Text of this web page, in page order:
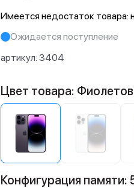
Имеется недостаток товара:
Ожидается поступление
артикул: 3404
Цвет товара:
Конфигурация памяти: